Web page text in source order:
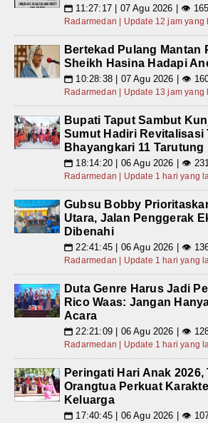
📅 11:27:17 | 07 Agu 2026 | 👁
Radarmedan | Update 12 jam yang
Bertekad Pulang Mantan
Sheikh Hasina Hadapi
📅 10:28:38 | 07 Agu 2026 | 👁
Radarmedan | Update 13 jam yang
Bupati Taput Sambut
Sumut Hadiri Revitalisasi
Bhayangkari 11 Tarutung
📅 18:14:20 | 06 Agu 2026 | 👁
Radarmedan | Update 1 hari yang
Gubsu Bobby
Utara, Jalan Penggerak
Dibenahi
📅 22:41:45 | 06 Agu 2026 | 👁
Radarmedan | Update 1 hari yang
Duta Genre Harus Jadi
Rico Waas: Jangan
Acara
📅 22:21:09 | 06 Agu 2026 | 👁
Radarmedan | Update 1 hari yang
Peringati Hari Anak
Orangtua Perkuat
Keluarga
📅 17:40:45 | 06 Agu 2026 | 👁